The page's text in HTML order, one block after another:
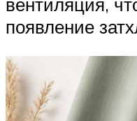
вентиляция,
появление